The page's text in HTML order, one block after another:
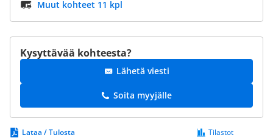
Muut kohteet 11 kpl
Kysyttävää kohteesta?
Lähetä viesti
Soita myyjälle
Lataa / Tulosta Tilastot